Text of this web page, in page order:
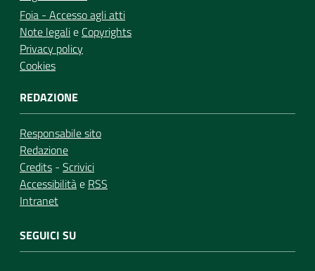
Foia - Accesso agli atti
Note legalie Copyrights
Privacy policy
Cookies
REDAZIONE
Responsabile sito
Redazione
Credits - Scrivici
Accessibilitàe RSS
Intranet
SEGUICI SU